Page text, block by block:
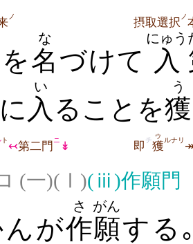
ノ 摂取選択 ノ
名
な
づけて 入
にゅう
に 入
い
ることを獲
う
ト↢第二門 ニ ↡ 即 チ獲
ウ ルナリ
(一)(Ⅰ)(ⅲ)作願門
が作
さ
願
がん
す